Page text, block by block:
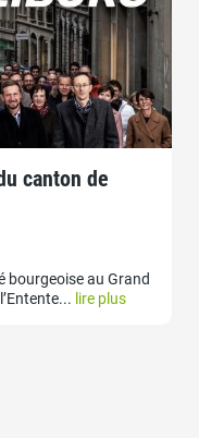
canton de
bourgeoise au Grand
lire plus